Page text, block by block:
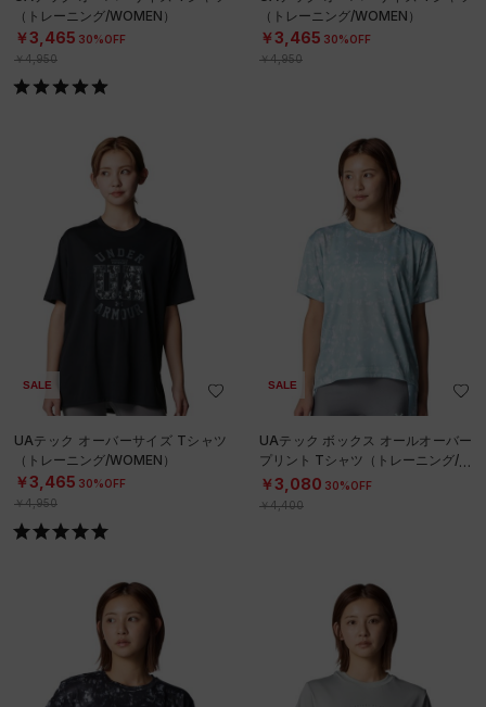
（トレーニング/WOMEN）
￥3,465 30%OFF
￥4,950
（トレーニング/WOMEN）
￥3,465 30%OFF
￥4,950
SALE
UAテック オーバーサイズ Tシャツ
（トレーニング/WOMEN）
￥3,465 30%OFF
￥4,950
SALE
UAテック ボックス オールオーバー
プリント Tシャツ（トレーニング/W
OMEN）
￥3,080 30%OFF
￥4,400